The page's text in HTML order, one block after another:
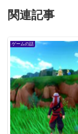
関連記事
ゲームの話